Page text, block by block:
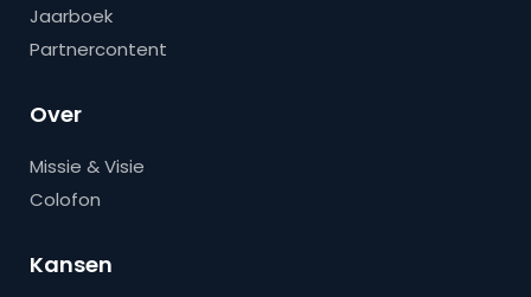
Jaarboek
Partnercontent
Over
Missie & Visie
Colofon
Kansen